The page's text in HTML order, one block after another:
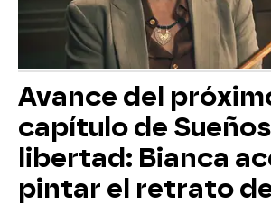
Avance del
capítulo de
libertad: Bianca
pintar el retrato